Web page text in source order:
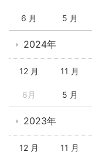
6 月 5 月
2024年
12 月 11 月
6月 5 月
2023年
12 月 11 月